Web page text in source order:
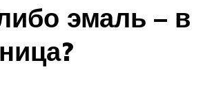
эмаль – в